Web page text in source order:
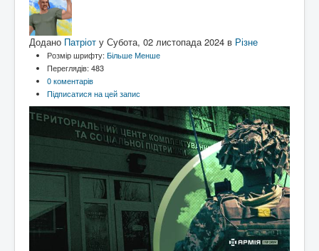
Додано Патріот у Субота, 02 листопада 2024 в Різне
Розмір шрифту: БільшеМенше
Переглядів: 483
0 коментарів
Підписатися на цей запис